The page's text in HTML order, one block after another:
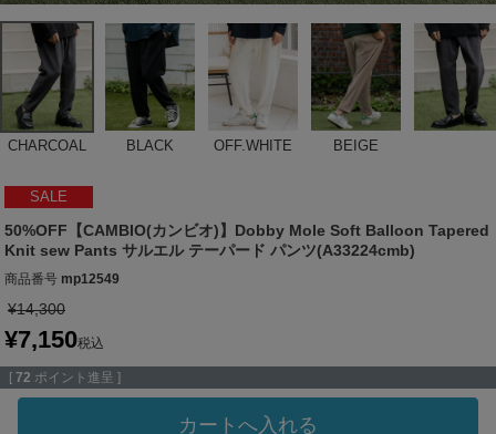
CHARCOAL BLACK OFF.WHITE BEIGE
SALE
50%OFF【CAMBIO(カンビオ)】Dobby Mole Soft Balloon Tapered
Knit sew Pants サルエル テーパード パンツ(A33224cmb)
商品番号 mp12549
¥14,300
¥7,150税込
[ 72 ポイント進呈 ]
カートへ入れる